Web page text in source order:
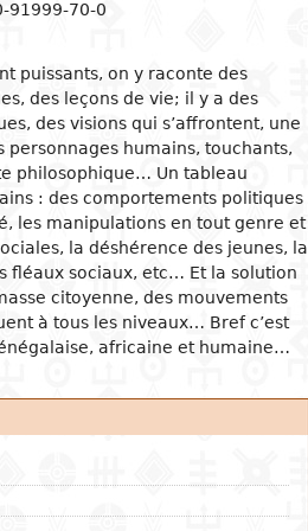
91999-70-0
puissants, on y raconte des
des leçons de vie; il y a des
des visions qui s’affrontent, une
humains, touchants,
philosophique… Un tableau
: des comportements politiques
les manipulations en tout genre et
la déshérence des jeunes, la
fléaux sociaux, etc… Et la solution
citoyenne, des mouvements
à tous les niveaux… Bref c’est
africaine et humaine…
et organisations
et famille
et féminisme
et communication
politiques
judiciaire
et
publique
internationales
du développement
économiques
et industrie
banques et monnaie
intérieur
économiques